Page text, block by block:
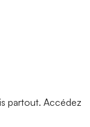
partout. Accédez